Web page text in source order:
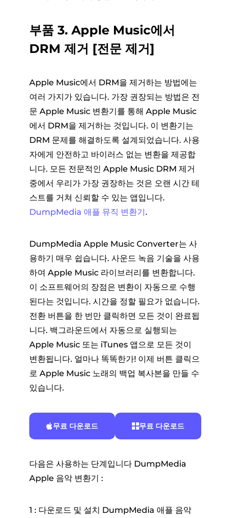
부품 3. Apple Music에서
DRM 제거 [전문 제거]
Apple Music에서 DRM을 제거하는 방법에는
여러 가지가 있습니다. 가장 권장되는 방법은 전
문 Apple Music 변환기를 통해 Apple Music
에서 DRM을 제거하는 것입니다. 이 변환기는
DRM 문제를 해결하도록 설계되었습니다. 사용
자에게 안전하고 바이러스 없는 변환을 제공합
니다. 모든 전문적인 Apple Music DRM 제거
중에서 우리가 가장 권장하는 것은 오랜 시간 테
스트를 거쳐 신뢰할 수 있는 앱입니다.
DumpMedia 애플 뮤직 변환기 .
DumpMedia Apple Music Converter는 사
용하기 매우 쉽습니다. 사운드 녹음 기술을 사용
하여 Apple Music 라이브러리를 변환합니다.
이 소프트웨어의 장점은 변환이 자동으로 수행
된다는 것입니다. 시간을 정할 필요가 없습니다.
전환 버튼을 한 번만 클릭하면 모든 것이 완료됩
니다. 백그라운드에서 자동으로 실행되는
Apple Music 또는 iTunes 앱으로 모든 것이
변환됩니다. 얼마나 똑똑한가! 이제 버튼 클릭으
로 Apple Music 노래의 백업 복사본을 만들 수
있습니다.
무료 다운로드 무료 다운로드
다음은 사용하는 단계입니다 DumpMedia
Apple 음악 변환기 :
1 : 다운로드 및 설치 DumpMedia 애플 음악